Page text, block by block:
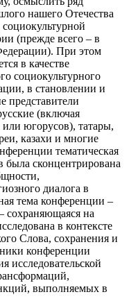
нашего Отечества
(прежде всего – в
При этом
в качестве
социокультурного
в становлении и
представители
(включая
югорусов), татары,
казахи и многие
тематическая
была сконцентрирована
диалога в
тема конференции –
сохраняющаяся на
в контексте
Слова, сохранения и
конференции
исследовательской
выполняемых в